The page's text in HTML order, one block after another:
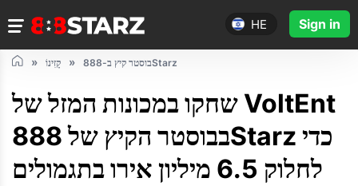
HE Sign in
קָזִינוֹ בוסטר קיץ ב-888Starz
שחקו במכונות המזל של VoltEnt
בבוסטר הקיץ של 888Starz כדי
לחלוק 6.5 מיליון אירו בתגמולים